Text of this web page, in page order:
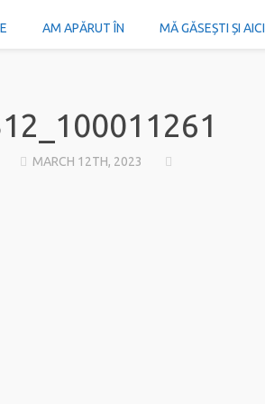
AM APĂRUT ÎN MĂ GĂSEȘTI ȘI AICI
MARCH 12TH, 2023